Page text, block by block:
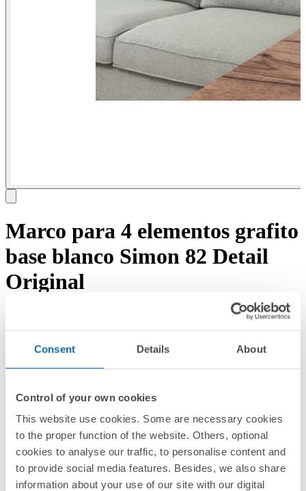
Consent Details About
Control of your own cookies
This website use cookies. Some are necessary cookies
to the proper function of the website. Others, optional
cookies to analyse our traffic, to personalise content and
to provide social media features. Besides, we also share
information about your use of our site with our digital
Marco para 4 elementos grafito
base blanco Simon 82 Detail
Original
8200640-038
1 Unidad
Serie
Simon 82 Detail
Series compatibles